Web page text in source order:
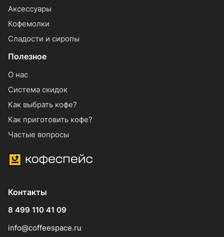
Аксессуары
Кофемолки
Сладости и сиропы
Полезное
О нас
Система скидок
Как выбрать кофе?
Как приготовить кофе?
Частые вопросы
Контакты
8 499 110 41 09
info@coffeespace.ru